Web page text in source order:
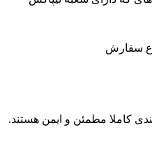
سفارش
کاملا مطمئن و ایمن هستند.